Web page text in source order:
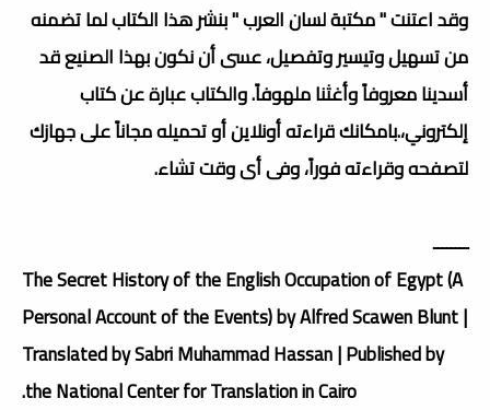
وقد اعتنت " مكتبة لسان العرب " بنشر هذا الكتاب لما تضمنه
من تسهيل وتيسير وتفصيل، عسى أن نكون بهذا الصنيع قد
أسدينا معروفاً وأغثنا ملهوفاً. والكتاب عبارة عن كتاب
إلكتروني،.بامكانك قراءته أونلاين أو تحميله مجاناً على جهازك
لتصفحه وقراءته فوراً، وفى أى وقت تشاء.
ــــــــ
The Secret History of the English Occupation of Egypt (A
Personal Account of the Events) by Alfred Scawen Blunt |
Translated by Sabri Muhammad Hassan | Published by
the National Center for Translation in Cairo.